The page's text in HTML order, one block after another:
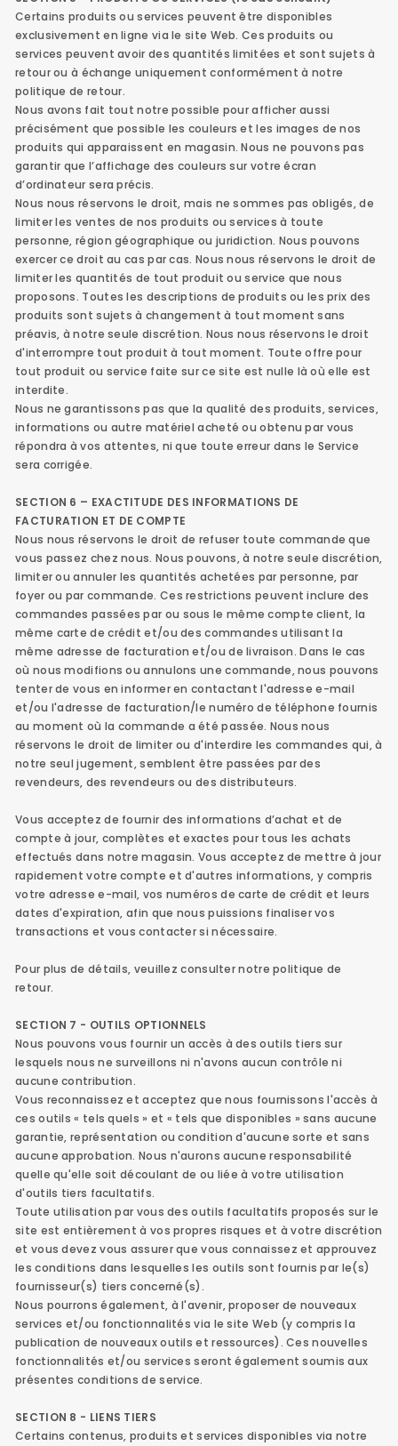
Certains produits ou services peuvent être disponibles
exclusivement en ligne via le site Web. Ces produits ou
services peuvent avoir des quantités limitées et sont sujets à
retour ou à échange uniquement conformément à notre
politique de retour.
Nous avons fait tout notre possible pour afficher aussi
précisément que possible les couleurs et les images de nos
produits qui apparaissent en magasin. Nous ne pouvons pas
garantir que l’affichage des couleurs sur votre écran
d’ordinateur sera précis.
Nous nous réservons le droit, mais ne sommes pas obligés, de
limiter les ventes de nos produits ou services à toute
personne, région géographique ou juridiction. Nous pouvons
exercer ce droit au cas par cas. Nous nous réservons le droit de
limiter les quantités de tout produit ou service que nous
proposons. Toutes les descriptions de produits ou les prix des
produits sont sujets à changement à tout moment sans
préavis, à notre seule discrétion. Nous nous réservons le droit
d'interrompre tout produit à tout moment. Toute offre pour
tout produit ou service faite sur ce site est nulle là où elle est
interdite.
Nous ne garantissons pas que la qualité des produits, services,
informations ou autre matériel acheté ou obtenu par vous
répondra à vos attentes, ni que toute erreur dans le Service
sera corrigée.
SECTION 6 – EXACTITUDE DES INFORMATIONS DE
FACTURATION ET DE COMPTE
Nous nous réservons le droit de refuser toute commande que
vous passez chez nous. Nous pouvons, à notre seule discrétion,
limiter ou annuler les quantités achetées par personne, par
foyer ou par commande. Ces restrictions peuvent inclure des
commandes passées par ou sous le même compte client, la
même carte de crédit et/ou des commandes utilisant la
même adresse de facturation et/ou de livraison. Dans le cas
où nous modifions ou annulons une commande, nous pouvons
tenter de vous en informer en contactant l'adresse e-mail
et/ou l'adresse de facturation/le numéro de téléphone fournis
au moment où la commande a été passée. Nous nous
réservons le droit de limiter ou d'interdire les commandes qui, à
notre seul jugement, semblent être passées par des
revendeurs, des revendeurs ou des distributeurs.
Vous acceptez de fournir des informations d’achat et de
compte à jour, complètes et exactes pour tous les achats
effectués dans notre magasin. Vous acceptez de mettre à jour
rapidement votre compte et d'autres informations, y compris
votre adresse e-mail, vos numéros de carte de crédit et leurs
dates d'expiration, afin que nous puissions finaliser vos
transactions et vous contacter si nécessaire.
Pour plus de détails, veuillez consulter notre politique de
retour.
SECTION 7 - OUTILS OPTIONNELS
Nous pouvons vous fournir un accès à des outils tiers sur
lesquels nous ne surveillons ni n'avons aucun contrôle ni
aucune contribution.
Vous reconnaissez et acceptez que nous fournissons l'accès à
ces outils « tels quels » et « tels que disponibles » sans aucune
garantie, représentation ou condition d'aucune sorte et sans
aucune approbation. Nous n'aurons aucune responsabilité
quelle qu'elle soit découlant de ou liée à votre utilisation
d'outils tiers facultatifs.
Toute utilisation par vous des outils facultatifs proposés sur le
site est entièrement à vos propres risques et à votre discrétion
et vous devez vous assurer que vous connaissez et approuvez
les conditions dans lesquelles les outils sont fournis par le(s)
fournisseur(s) tiers concerné(s).
Nous pourrons également, à l'avenir, proposer de nouveaux
services et/ou fonctionnalités via le site Web (y compris la
publication de nouveaux outils et ressources). Ces nouvelles
fonctionnalités et/ou services seront également soumis aux
présentes conditions de service.
SECTION 8 - LIENS TIERS
Certains contenus, produits et services disponibles via notre